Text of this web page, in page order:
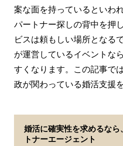
案な面を持っているといわ
パートナー探しの背中を押
ビスは頼もしい場所となる
が運営しているイベントな
すくなります。この記事で
政が関わっている婚活支援
婚活に確実性を求めるなら、
トナーエージェント